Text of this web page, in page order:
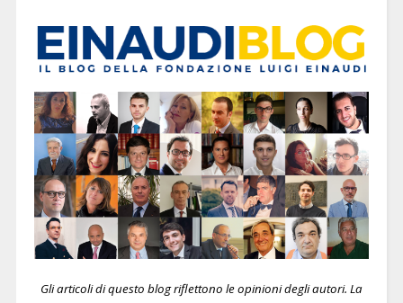
Gli articoli di questo blog riflettono le opinioni degli autori. La